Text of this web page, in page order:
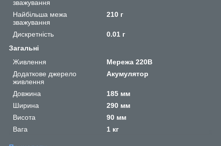
зважування
Найбільша межа
зважування
210 г
Дискретність
0.01 г
Загальні
Живлення
Мережа 220В
Додаткове джерело
живлення
Акумулятор
Довжина
185 мм
Ширина
290 мм
Висота
90 мм
Вага
1 кг